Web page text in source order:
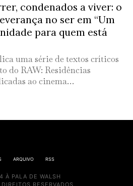
condenados a viver: o
no ser em “Um
para quem está
uma série de textos críticos
do RAW: Residências
ao cinema…
ARQUIVO RSS
À PALA DE WALSH
RESERVADOS